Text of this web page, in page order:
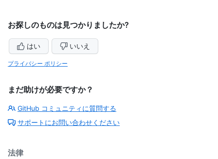
お探しのものは見つかりましたか?
はい いいえ
プライバシー ポリシー
まだ助けが必要ですか？
GitHub コミュニティに質問する
サポートにお問い合わせください
法律